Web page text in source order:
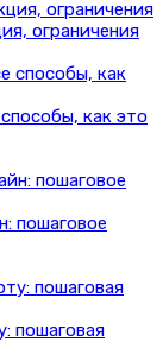
ограничения
как это
пошаговое
пошаговая